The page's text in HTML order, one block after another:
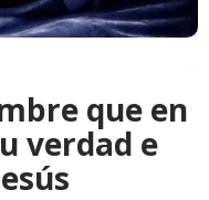
que en
verdad e